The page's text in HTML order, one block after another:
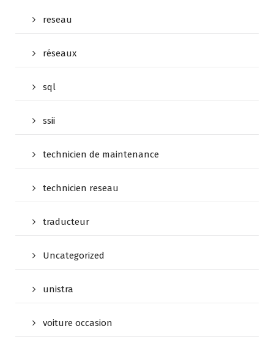
reseau
réseaux
sql
ssii
technicien de maintenance
technicien reseau
traducteur
Uncategorized
unistra
voiture occasion